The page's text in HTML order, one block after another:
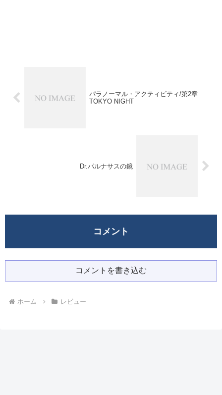
パラノーマル・アクティビティ/第2章
TOKYO NIGHT
Dr.パルナサスの鏡
コメント
コメントを書き込む
ホーム レビュー